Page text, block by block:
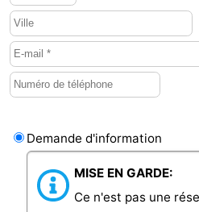
Demande d'information
MISE EN GARDE:
Ce n'est pas une